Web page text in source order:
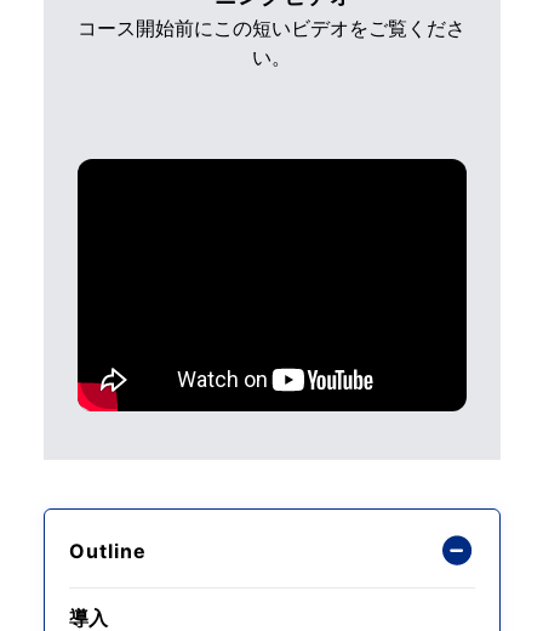
コース開始前にこの短いビデオをご覧くださ
い。
Outline
導入